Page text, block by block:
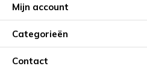
Mijn account
Categorieën
Contact